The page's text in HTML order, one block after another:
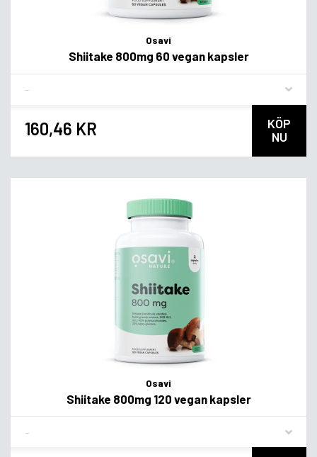
Osavi
Shiitake 800mg 60 vegan kapsler
160,46 KR
KÖP
NU
Osavi
Shiitake 800mg 120 vegan kapsler